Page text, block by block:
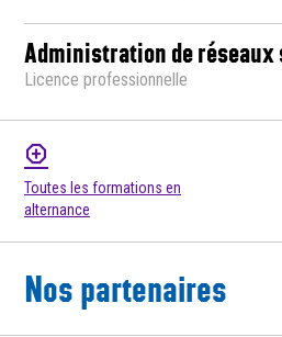
Toutes les formations en
alternance
Administration de réseaux
Licence professionnelle
Nos partenaires